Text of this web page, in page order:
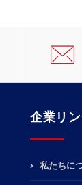
企業リン
私たちに